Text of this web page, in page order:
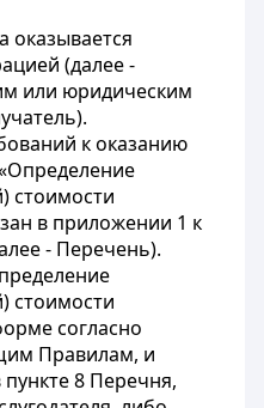
оказывается
(далее -
или юридическим
к оказанию
стоимости
в приложении 1 к
- Перечень).
стоимости
согласно
Правилам, и
8 Перечня,